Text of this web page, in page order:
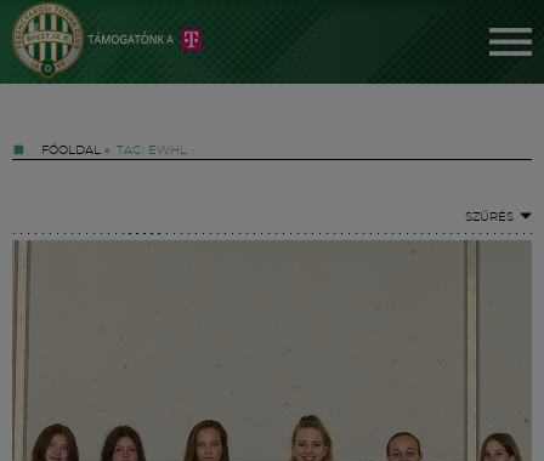
FŐOLDAL » TAG: EWHL
SZŰRÉS